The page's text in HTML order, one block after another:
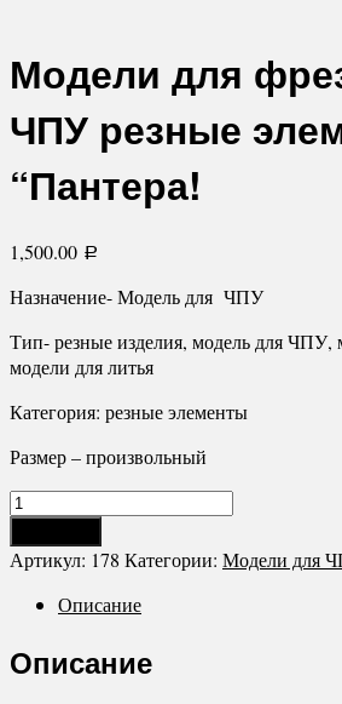
Модели для
ЧПУ резные
“Пантера!
1,500.00 Р
Назначение- Модель для ЧПУ
Тип- резные изделия, модель для ЧПУ,
модели для литья
Категория: резные элементы
Размер – произвольный
Количество
Артикул: 178 Категории: Модели для
Описание
Описание